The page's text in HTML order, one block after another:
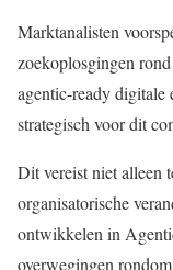
Marktanalisten
zoekoplosgingen
agentic-ready digitale
strategisch voor dit
Dit vereist niet alleen
organisatorische
ontwikkelen in
overwegingen